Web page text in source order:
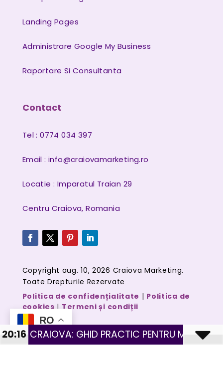
Landing Pages
Administrare Google My Business
Raportare Si Consultanta
Contact
Tel : 0774 034 397
Email : info@craiovamarketing.ro
Locatie : Imparatul Traian 29
Centru Craiova, Romania
Copyright aug. 10, 2026 Craiova Marketing.
Toate Drepturile Rezervate
Politica de confidențialitate | Politica de
cookies|Termeni și condiții
RO
PRACTIC PENTRU MAGAZINE CU PRODUSE
20:16